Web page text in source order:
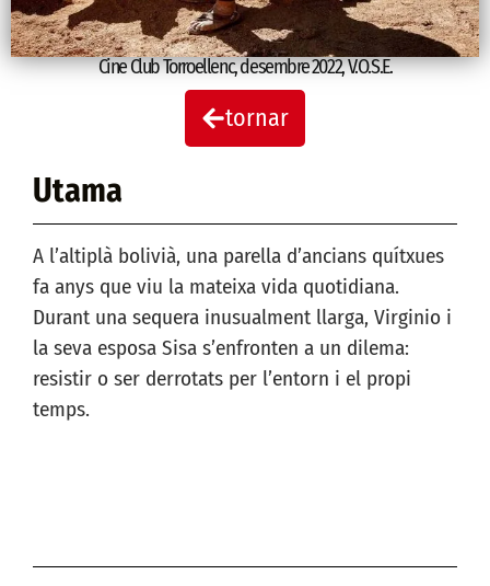
Cine Club Torroellenc,desembre 2022,V.O.S.E.
tornar
Utama
A l’altiplà bolivià, una parella d’ancians quítxues
fa anys que viu la mateixa vida quotidiana.
Durant una sequera inusualment llarga, Virginio i
la seva esposa Sisa s’enfronten a un dilema:
resistir o ser derrotats per l’entorn i el propi
temps.